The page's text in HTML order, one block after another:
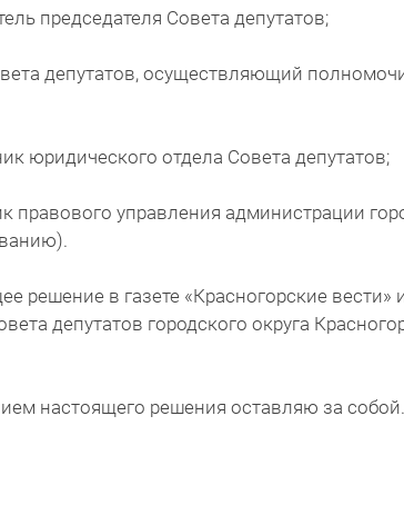
председателя Совета депутатов;
депутатов, осуществляющий
юридического отдела Совета депутатов;
правового управления администрации
решение в газете «Красногорские вести»
депутатов городского округа
настоящего решения оставляю за собой.